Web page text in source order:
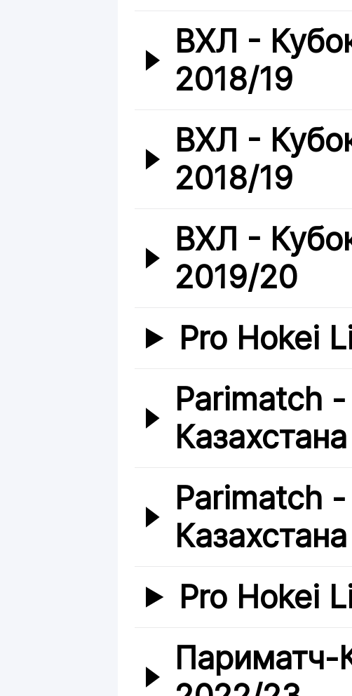
ВХЛ -
2018/19
ВХЛ -
2018/19
ВХЛ -
2019/20
Pro Hokei
Parimatch
Parimatch
Pro Hokei
Париматч-